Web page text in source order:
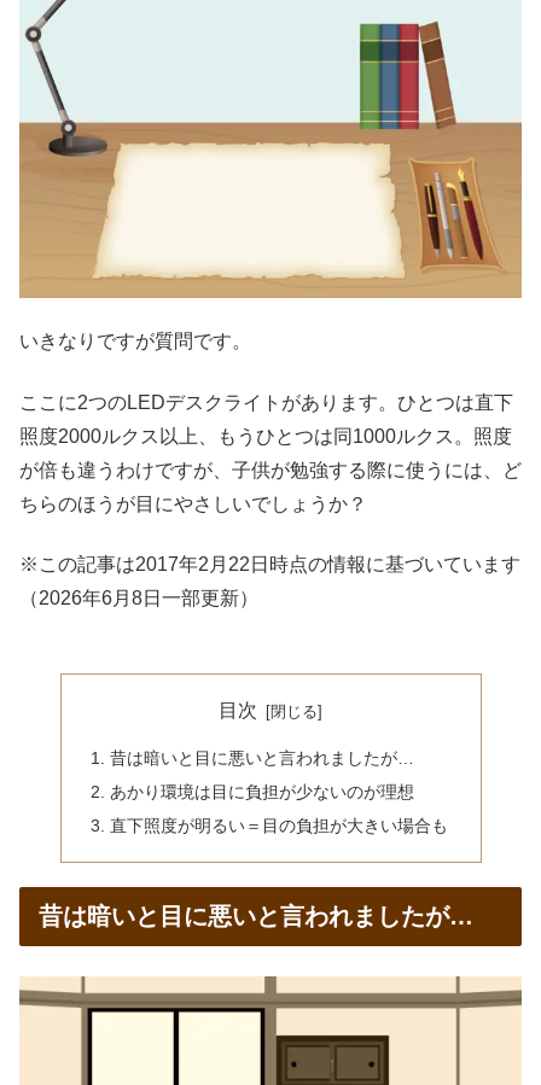
いきなりですが質問です。
ここに2つのLEDデスクライトがあります。ひとつは直下
照度2000ルクス以上、もうひとつは同1000ルクス。照度
が倍も違うわけですが、子供が勉強する際に使うには、ど
ちらのほうが目にやさしいでしょうか？
※この記事は2017年2月22日時点の情報に基づいています
（2026年6月8日一部更新）
目次
昔は暗いと目に悪いと言われましたが…
あかり環境は目に負担が少ないのが理想
直下照度が明るい＝目の負担が大きい場合も
昔は暗いと目に悪いと言われましたが…